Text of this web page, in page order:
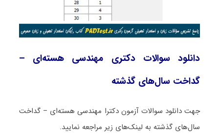
دانلود سوالات دکتری مهندسی هسته‌ای –
گداخت سال‌های گذشته
جهت دانلود سوالات آزمون دکترا مهندسی هسته‌ای – گداخت
سال‌های گذشته به لینک‌های زیر مراجعه نمایید.